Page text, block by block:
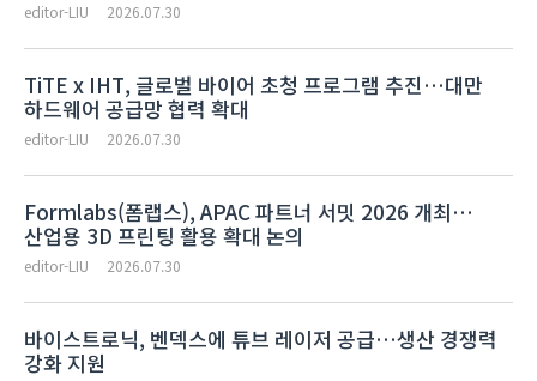
editor-LIU 2026.07.30
TiTE x IHT, 글로벌 바이어 초청 프로그램 추진…대만
하드웨어 공급망 협력 확대
editor-LIU 2026.07.30
Formlabs(폼랩스), APAC 파트너 서밋 2026 개최…
산업용 3D 프린팅 활용 확대 논의
editor-LIU 2026.07.30
바이스트로닉, 벤덱스에 튜브 레이저 공급…생산 경쟁력
강화 지원